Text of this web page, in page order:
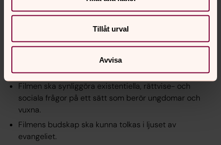
Tillåt urval
Avvisa
existentiella, rättvise- och sociala frågor.
Svenska kyrkans ungdomsfilmpris finansieras
gemensamt av Svenska kyrkans nationella nivå, Lunds
Filmen ska hålla hög konstnärlig kvalitet.
Filmen ska synliggöra existentiella, rättvise- och
sociala frågor på ett sätt som berör ungdomar och
vuxna.
Filmens budskap ska kunna tolkas i ljuset av
evangeliet.